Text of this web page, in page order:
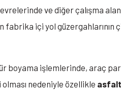
ve diğer çalışma
içi yol güzergahlarının
boyama işlemlerinde, araç
nedeniyle özellikle asfalt